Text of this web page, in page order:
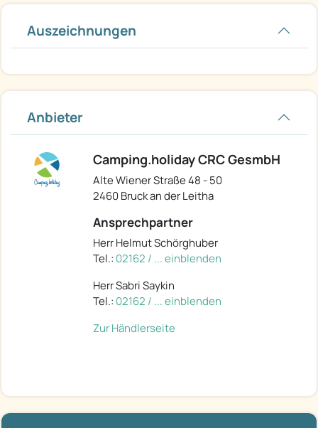
Auszeichnungen
Anbieter
Camping.holiday CRC GesmbH
Alte Wiener Straße 48 - 50
2460 Bruck an der Leitha
Ansprechpartner
Herr Helmut Schörghuber
Tel.: 02162 / ... einblenden
Herr Sabri Saykin
Tel.: 02162 / ... einblenden
Zur Händlerseite